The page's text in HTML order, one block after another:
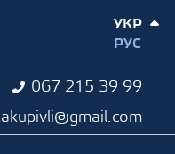
067 215 39 99
УКР
РУС